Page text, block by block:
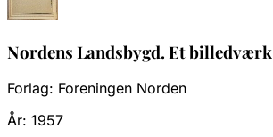
Nordens Landsbygd. Et billedværk
Forlag: Foreningen Norden
År: 1957